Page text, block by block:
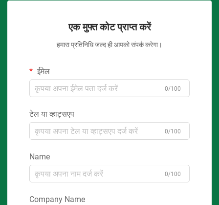
एक मुफ्त कोट प्राप्त करें
हमारा प्रतिनिधि जल्द ही आपको संपर्क करेगा।
ईमेल
0/100
टेल या व्हाट्सएप
0/100
Name
0/100
Company Name